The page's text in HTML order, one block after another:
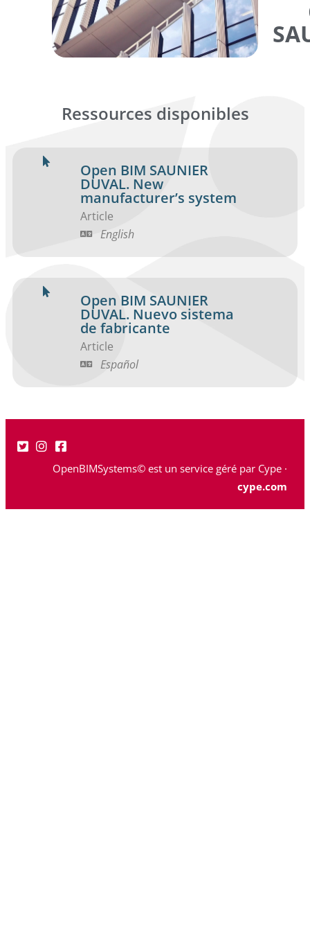
Ressources disponibles
Open BIM SAUNIER
DUVAL. New
manufacturer’s system
Article
English
Open BIM SAUNIER
DUVAL. Nuevo sistema
de fabricante
Article
Español
OpenBIMSystems© est un service géré par Cype ·
cype.com